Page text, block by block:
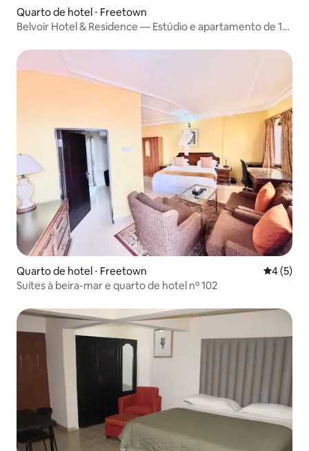
Quarto de hotel ⋅ Freetown
Belvoir Hotel & Residence — Estúdio e apartamento de 1
Quarto de hotel ⋅ Freetown 4 de
4 (5)
Suítes à beira-mar e quarto de hotel nº 102